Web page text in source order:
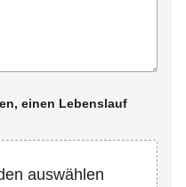
einen Lebenslauf
auswählen